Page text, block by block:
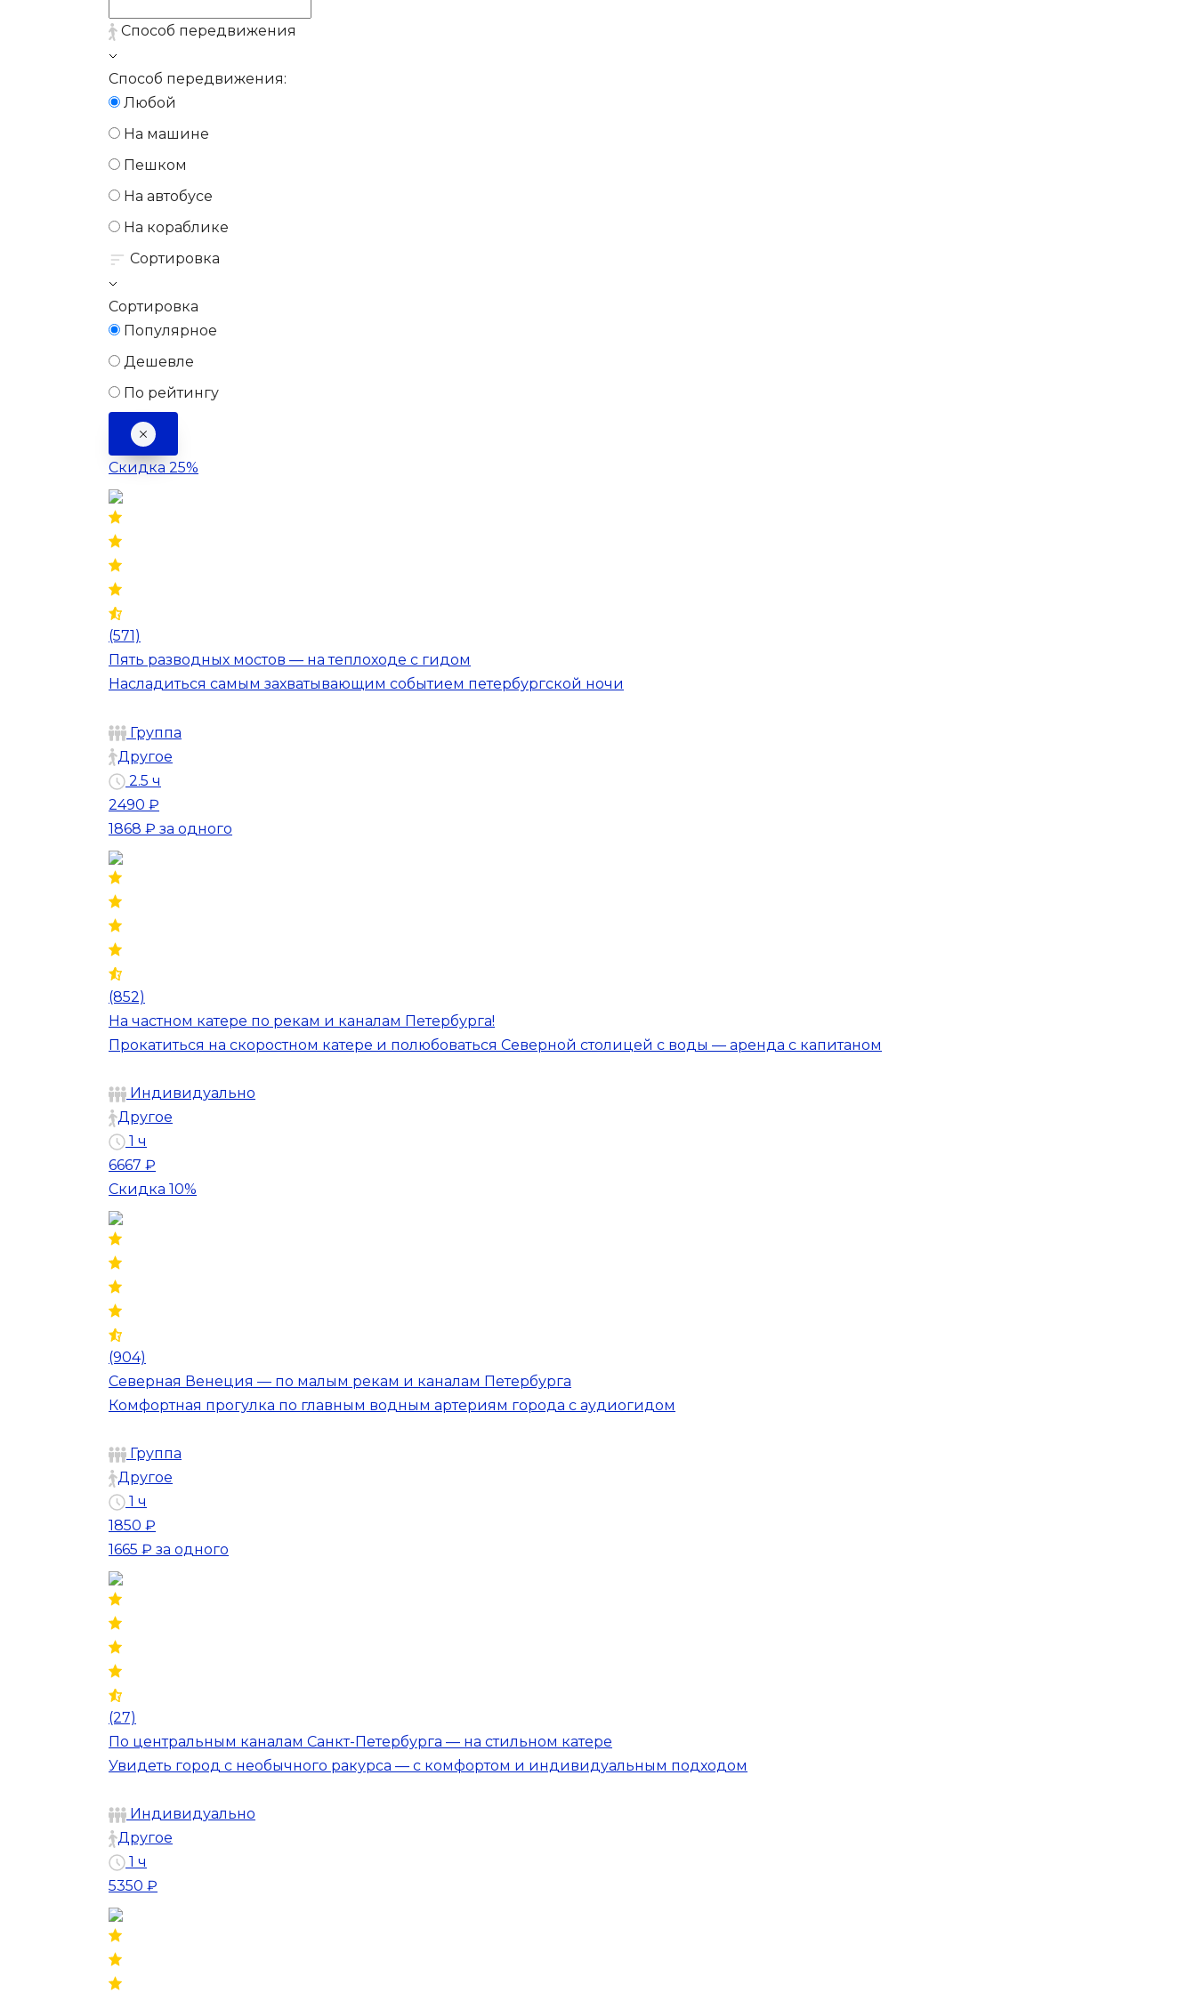
Способ передвижения
Способ передвижения:
Любой
На машине
Пешком
На автобусе
На кораблике
Сортировка
Сортировка
Популярное
Дешевле
По рейтингу
Скидка 25%
(571)
Пять разводных мостов — на теплоходе с гидом
Насладиться самым захватывающим событием петербургской ночи
Группа
Другое
2.5 ч
2490 ₽
1868 ₽ за одного
(852)
На частном катере по рекам и каналам Петербурга!
Прокатиться на скоростном катере и полюбоваться Северной столицей с воды — аренда с капитаном
Индивидуально
Другое
1 ч
6667 ₽
Скидка 10%
(904)
Северная Венеция — по малым рекам и каналам Петербурга
Комфортная прогулка по главным водным артериям города с аудиогидом
Группа
Другое
1 ч
1850 ₽
1665 ₽ за одного
(27)
По центральным каналам Санкт-Петербурга — на стильном катере
Увидеть город с необычного ракурса — с комфортом и индивидуальным подходом
Индивидуально
Другое
1 ч
5350 ₽